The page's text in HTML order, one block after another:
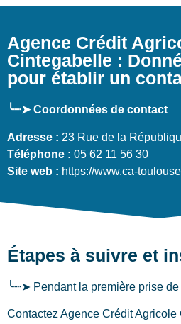
Agence Crédit
Cintegabelle :
pour établir un
╰┈➤ Coordonnées de contact
Adresse : 23 Rue de la
Téléphone : 05 62 11 56 30
Site web : https://www.ca-
Étapes à suivre et
╰┈➤ Pendant la première prise de
Contactez Agence Crédit